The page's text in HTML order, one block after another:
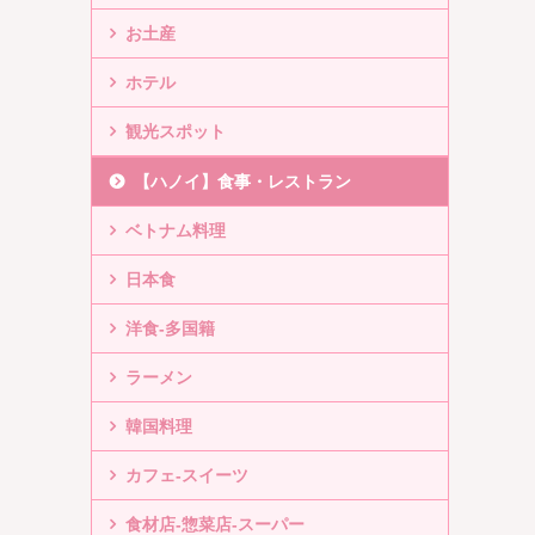
お土産
ホテル
観光スポット
【ハノイ】食事・レストラン
ベトナム料理
日本食
洋食-多国籍
ラーメン
韓国料理
カフェ-スイーツ
食材店-惣菜店-スーパー